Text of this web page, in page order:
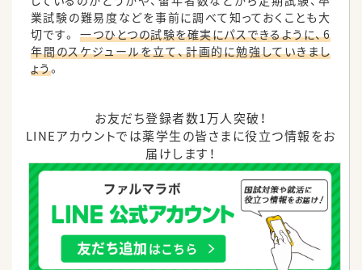
業試験の難易度などを事前に調べて知っておくことも大
切です。一つひとつの試験を確実にパスできるように、6
年間のスケジュールを立て、計画的に勉強していきまし
ょう。
お友だち登録者数1万人突破！
LINEアカウントでは薬学生の皆さまに役立つ情報をお
届けします！